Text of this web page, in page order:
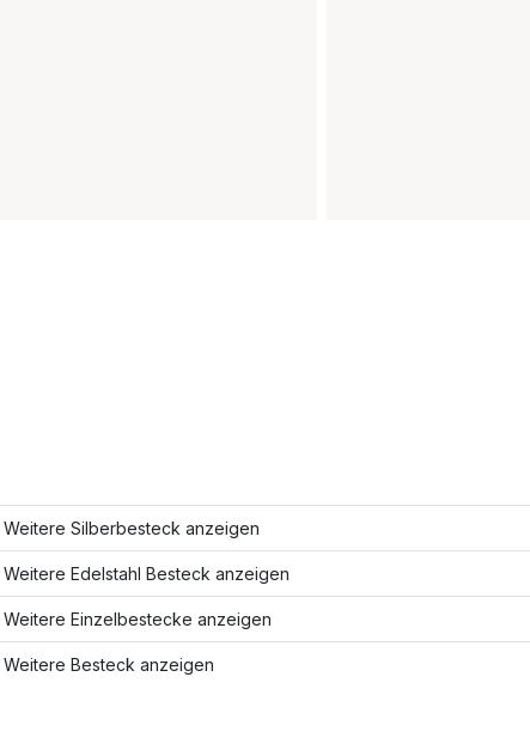
Weitere Silberbesteck anzeigen
Weitere Edelstahl Besteck anzeigen
Weitere Einzelbestecke anzeigen
Weitere Besteck anzeigen